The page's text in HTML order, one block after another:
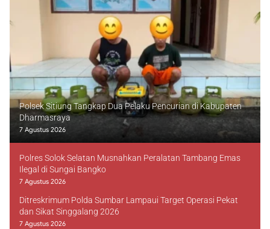
Polsek Sitiung Tangkap Dua Pelaku Pencurian di Kabupaten
Dharmasraya
7 Agustus 2026
Polres Solok Selatan Musnahkan Peralatan Tambang Emas
Ilegal di Sungai Bangko
7 Agustus 2026
Ditreskrimum Polda Sumbar Lampaui Target Operasi Pekat
dan Sikat Singgalang 2026
7 Agustus 2026